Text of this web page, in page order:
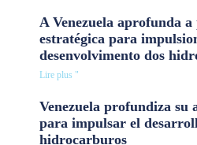
A Venezuela aprofunda
estratégica para
desenvolvimento dos
Lire plus "
Venezuela profundiza su
para impulsar el
hidrocarburos